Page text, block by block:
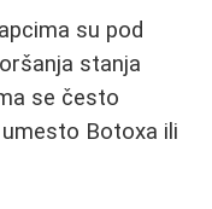
su pod
stanja
se često
Botoxa ili